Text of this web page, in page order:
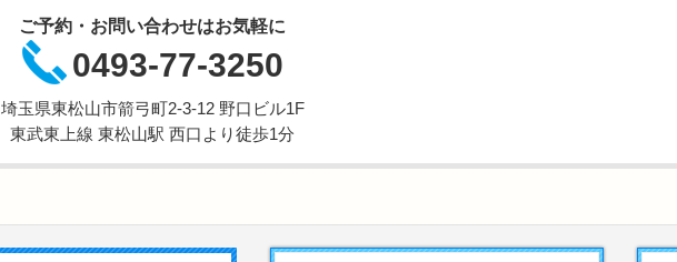
ご予約・お問い合わせはお気軽に
0493-77-3250
埼玉県東松山市箭弓町2-3-12 野口ビル1F
東武東上線 東松山駅 西口より徒歩1分